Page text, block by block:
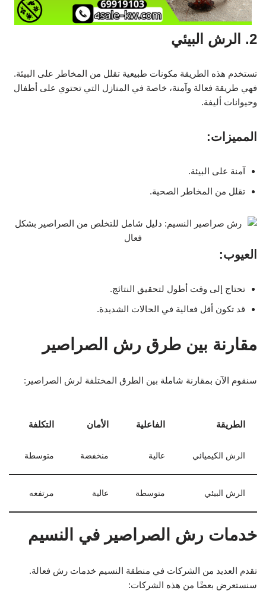
2. الرش البيئي
تستخدم هذه الطريقة مكونات طبيعية تقلل من المخاطر على البيئة.
فهي طريقة فعالة وآمنة، خاصة في المنازل التي تحتوي على أطفال
وحيوانات أليفة.
المميزات:
آمنة على البيئة.
تقلل من المخاطر الصحية.
العيوب:
تحتاج إلى وقت أطول لتحقيق النتائج.
قد تكون أقل فعالية في الحالات الشديدة.
مقارنة بين طرق رش الصراصير
سنقوم الآن بمقارنة شاملة بين الطرق المختلفة لرش الصراصير:
الطريقة الفاعلية الأمان التكلفة
الرش الكيميائي عالية منخفضة متوسطة
الرش البيئي متوسطة عالية مرتفعه
خدمات رش الصراصير في النسيم
تقدم العديد من الشركات في منطقة النسيم خدمات رش فعالة.
سنستعرض بعضًا من هذه الشركات: